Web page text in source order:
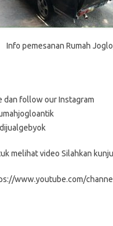
Info pemesanan Rumah
dan follow our Instagram
melihat video Silahkan
www.youtube.com/